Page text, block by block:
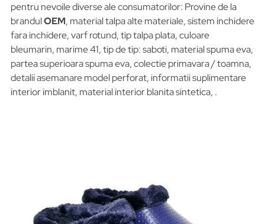
pentru nevoile diverse ale consumatorilor: Provine de la
brandulOEM, material talpa alte materiale, sistem inchidere
fara inchidere, varf rotund, tip talpa plata, culoare
bleumarin, marime 41, tip de tip: saboti, material spuma eva,
partea superioara spuma eva, colectie primavara / toamna,
detalii asemanare model perforat, informatii suplimentare
interior imblanit, material interior blanita sintetica, .